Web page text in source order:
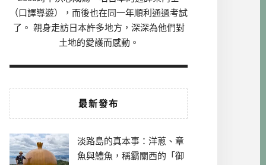
（口譯導遊），而後也在同一年順利通過考試
了。 親身走訪日本許多地方，深深為他們對
土地的愛護而感動。
最新發布
淡路島的真本事：洋蔥、章
魚與鱧魚，稱霸關西的「御